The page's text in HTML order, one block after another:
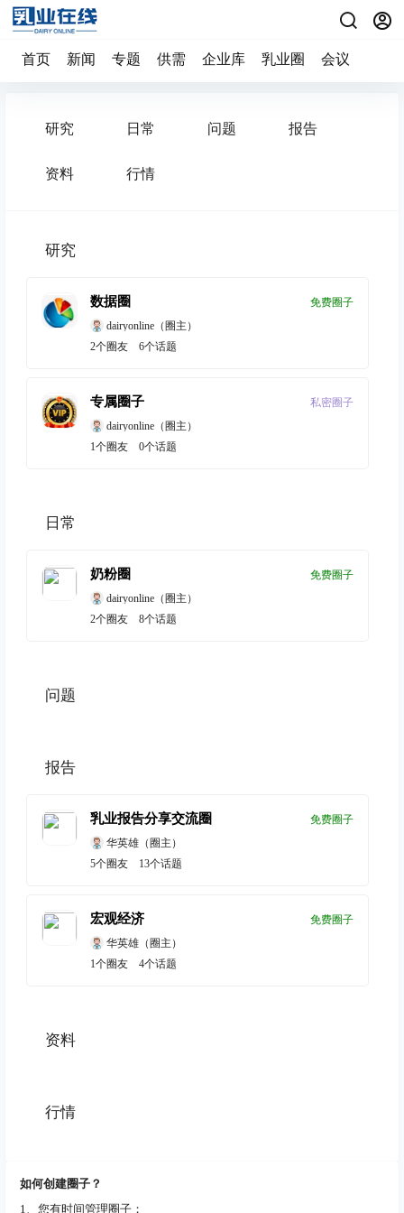
首页 新闻 专题 供需 企业库 乳业圈 会议
研究 日常 问题 报告
资料 行情
研究
数据圈
免费圈子
dairyonline （圈主）
2个圈友 6个话题
专属圈子
私密圈子
dairyonline （圈主）
1个圈友 0个话题
日常
奶粉圈
免费圈子
dairyonline （圈主）
2个圈友 8个话题
问题
报告
乳业报告分享交流圈
免费圈子
华英雄 （圈主）
5个圈友 13个话题
宏观经济
免费圈子
华英雄 （圈主）
1个圈友 4个话题
资料
行情
如何创建圈子？
1、您有时间管理圈子；